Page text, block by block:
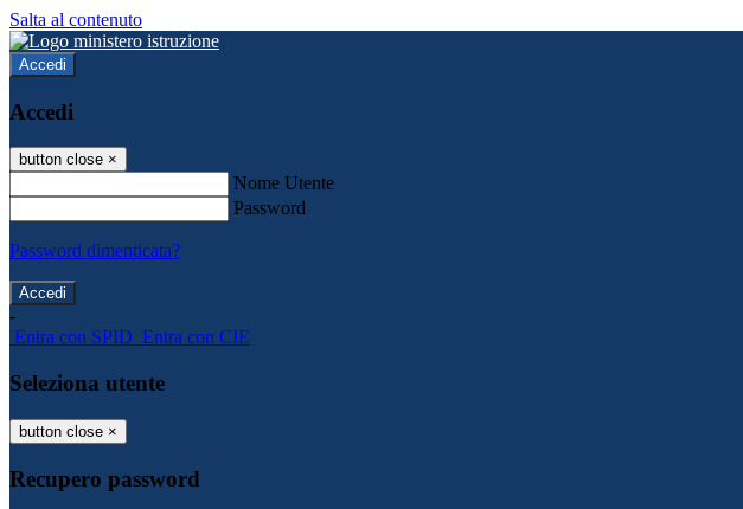
Salta al contenuto
Accedi
Accedi
button close ×
Nome Utente
Password
Password dimenticata?
-
Entra con SPID Entra con CIE
Seleziona utente
button close ×
Recupero password